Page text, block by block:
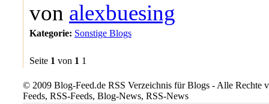
von alexbuesing
Kategorie: Sonstige Blogs
Seite 1 von 1 1
© 2009 Blog-Feed.de RSS Verzeichnis für Blogs - Alle Rechte
Feeds, RSS-Feeds, Blog-News, RSS-News